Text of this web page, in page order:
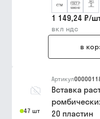
1 149,24 ₽/
вкл ндс
в
47 шт
Артикул
Вставка
20 пластин